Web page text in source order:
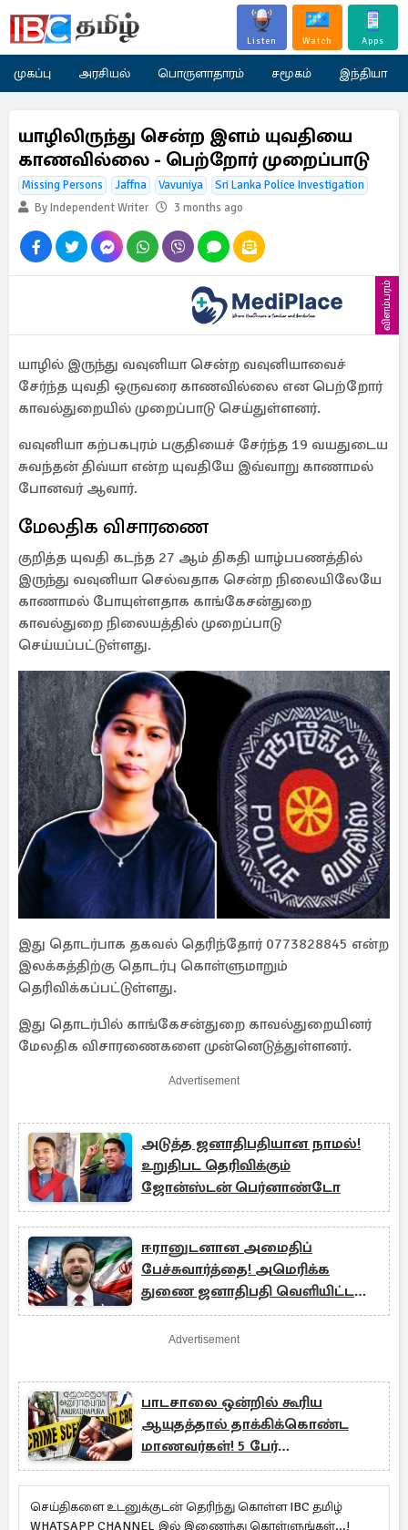
Listen Watch Apps
முகப்பு அரசியல் பொருளாதாரம் சமூகம் இந்தியா
யாழிலிருந்து சென்ற இளம் யுவதியை
காணவில்லை - பெற்றோர் முறைப்பாடு
Missing Persons Jaffna Vavuniya
Sri Lanka Police Investigation
By Independent Writer
3 months ago
விளம்பரம்
யாழில் இருந்து வவுனியா சென்ற வவுனியாவைச்
சேர்ந்த யுவதி ஒருவரை காணவில்லை என பெற்றோர்
காவல்துறையில் முறைப்பாடு செய்துள்ளனர்.
வவுனியா கற்பகபுரம் பகுதியைச் சேர்ந்த 19 வயதுடைய
சுவந்தன் திவ்யா என்ற யுவதியே இவ்வாறு காணாமல்
போனவர் ஆவார்.
மேலதிக விசாரணை
குறித்த யுவதி கடந்த 27 ஆம் திகதி யாழ்பபணத்தில்
இருந்து வவுனியா செல்வதாக சென்ற நிலையிலேயே
காணாமல் போயுள்ளதாக காங்கேசன்துறை
காவல்துறை நிலையத்தில் முறைப்பாடு
செய்யப்பட்டுள்ளது.
இது தொடர்பாக தகவல் தெரிந்தோர் 0773828845 என்ற
இலக்கத்திற்கு தொடர்பு கொள்ளுமாறும்
தெரிவிக்கப்பட்டுள்ளது.
இது தொடர்பில் காங்கேசன்துறை காவல்துறையினர்
மேலதிக விசாரணைகளை முன்னெடுத்துள்ளனர்.
Advertisement
அடுத்த ஜனாதிபதியான நாமல்!
உறுதிபட தெரிவிக்கும்
ஜோன்ஸ்டன் பெர்னாண்டோ
ஈரானுடனான அமைதிப்
பேச்சுவார்த்தை! அமெரிக்க
துணை ஜனாதிபதி வெளியிட்ட
அறிவிப்பு
Advertisement
பாடசாலை ஒன்றில் கூரிய
ஆயுதத்தால் தாக்கிக்கொண்ட
மாணவர்கள்! 5 பேர்
வைத்தியசாலையில்
செய்திகளை உடனுக்குடன் தெரிந்து கொள்ள IBC தமிழ்
WHATSAPP CHANNEL இல் இணைந்து கொள்ளுங்கள்...!